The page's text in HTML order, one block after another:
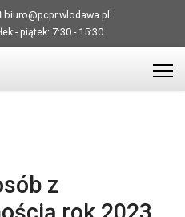
biuro@pcpr.wlodawa.pl
- piątek: 7:30 - 15:30
z